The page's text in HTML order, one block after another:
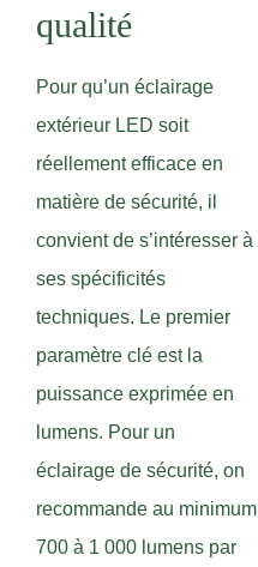
qualité
Pour qu’un éclairage
extérieur LED soit
réellement efficace en
matière de sécurité, il
convient de s’intéresser à
ses spécificités
techniques. Le premier
paramètre clé est la
puissance exprimée en
lumens. Pour un
éclairage de sécurité, on
recommande au minimum
700 à 1 000 lumens par